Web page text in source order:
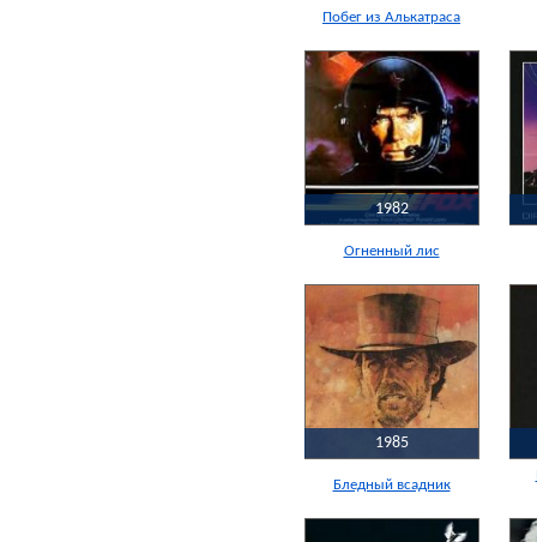
Побег из Алькатраса
Огненный лис
1982
Бледный всадник
1985